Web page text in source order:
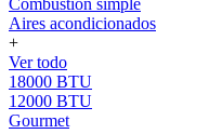
Combustión simple
Aires acondicionados
+
Ver todo
18000 BTU
12000 BTU
Gourmet